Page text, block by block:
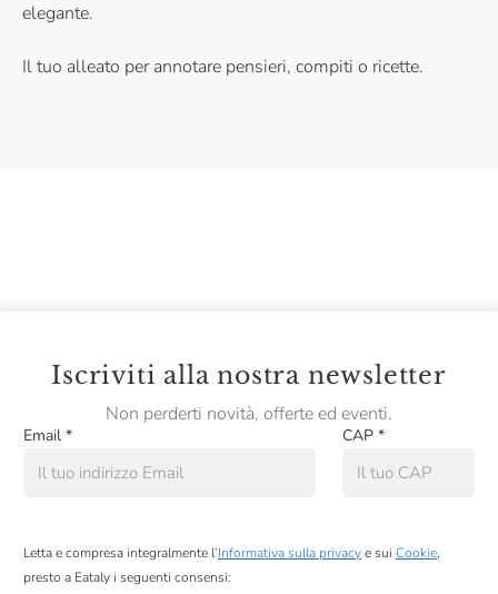
elegante.
Il tuo alleato per annotare pensieri, compiti o ricette.
Iscriviti alla nostra newsletter
Non perderti novità, offerte ed eventi.
Email * CAP *
Letta e compresa integralmente l’Informativa sulla privacye sui Cookie,
presto a Eataly i seguenti consensi: